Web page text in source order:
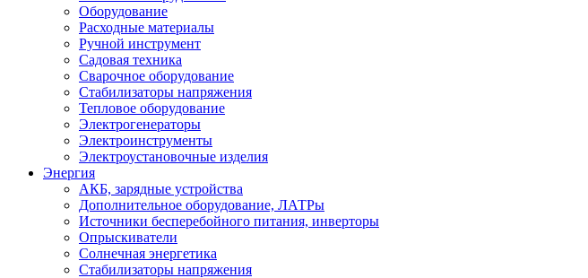
Оборудование
Расходные материалы
Ручной инструмент
Садовая техника
Сварочное оборудование
Стабилизаторы напряжения
Тепловое оборудование
Электрогенераторы
Электроинструменты
Электроустановочные изделия
Энергия
АКБ, зарядные устройства
Дополнительное оборудование, ЛАТРы
Источники бесперебойного питания, инверторы
Опрыскиватели
Солнечная энергетика
Стабилизаторы напряжения